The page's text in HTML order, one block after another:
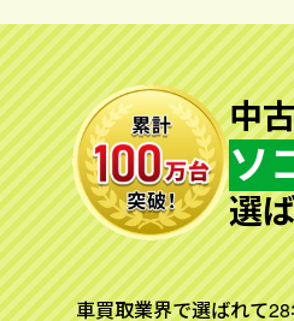
中
ソ
選
車買取業界で選ばれて